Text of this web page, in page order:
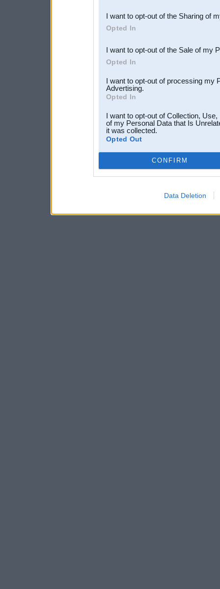
Downstream Participants
third parties.
I want to opt-out of the Sharing of
Opted In
I want to opt-out of the Sale of my
Opted In
I want to opt-out of processing my
Advertising.
Opted In
I want to opt-out of Collection,
of my Personal Data that Is
it was collected.
Opted Out
CONFIRM
Data Deletion